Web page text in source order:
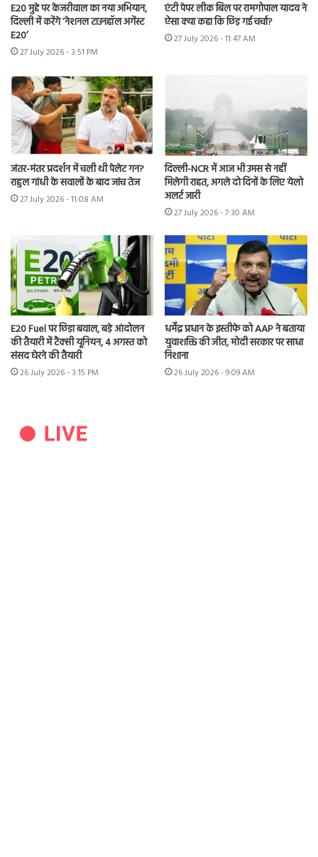
E20 मुद्दे पर केजरीवाल का नया अभियान,
दिल्ली में करेंगे ‘नेशनल टाउनहॉल अगेंस्ट
E20’
27 July 2026 - 3:51 PM
एंटी पेपर लीक बिल पर रामगोपाल यादव ने
ऐसा क्या कहा कि छिड़ गई चर्चा?
27 July 2026 - 11:47 AM
जंतर-मंतर प्रदर्शन में चली थी पेलेट गन?
राहुल गांधी के सवालों के बाद जांच तेज
27 July 2026 - 11:08 AM
दिल्ली-NCR में आज भी उमस से नहीं
मिलेगी राहत, अगले दो दिनों के लिए येलो
अलर्ट जारी
27 July 2026 - 7:30 AM
E20 Fuel पर छिड़ा बवाल, बड़े आंदोलन
की तैयारी में टैक्सी यूनियन, 4 अगस्त को
संसद घेरने की तैयारी
26 July 2026 - 3:15 PM
धर्मेंद्र प्रधान के इस्तीफे को AAP ने बताया
युवाशक्ति की जीत, मोदी सरकार पर साधा
निशाना
26 July 2026 - 9:09 AM